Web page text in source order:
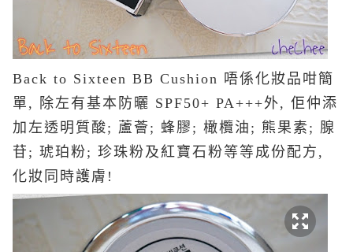
Back to Sixteen BB Cushion 唔係化妝品咁簡
單, 除左有基本防曬 SPF50+ PA+++外, 佢仲添
加左透明質酸; 蘆薈; 蜂膠; 橄欖油; 熊果素; 腺
苷; 琥珀粉; 珍珠粉及紅寶石粉等等成份配方,
化妝同時護膚!